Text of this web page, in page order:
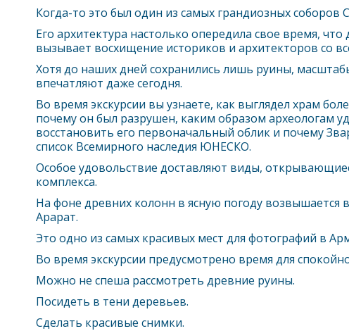
Когда-то это был один из самых грандиозных соборов
Его архитектура настолько опередила свое время, что
вызывает восхищение историков и архитекторов со
Хотя до наших дней сохранились лишь руины,
впечатляют даже сегодня.
Во время экскурсии вы узнаете, как выглядел храм
почему он был разрушен, каким образом археологам
восстановить его первоначальный облик и почему
список Всемирного наследия ЮНЕСКО.
Особое удовольствие доставляют виды,
комплекса.
На фоне древних колонн в ясную погоду возвышается
Арарат.
Это одно из самых красивых мест для фотографий в
Во время экскурсии предусмотрено время для
Можно не спеша рассмотреть древние руины.
Посидеть в тени деревьев.
Сделать красивые снимки.